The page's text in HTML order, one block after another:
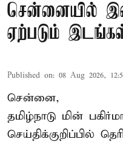
சென்னையில்
ஏற்படும்
Published on: 08 Aug 2026,
சென்னை,
தமிழ்நாடு மின்
செய்திக்குறிப்பில்